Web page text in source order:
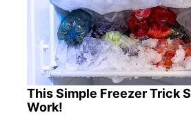
This Simple Freezer Trick
Work!